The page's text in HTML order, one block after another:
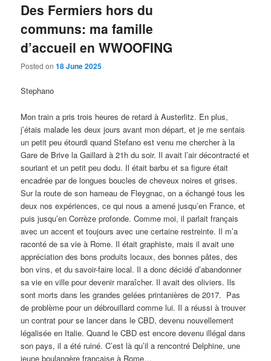
Des Fermiers hors du
communs: ma famille
d’accueil en WWOOFING
Posted on18 June 2025
Stephano
Mon train a pris trois heures de retard à Austerlitz. En plus,
j’étais malade les deux jours avant mon départ, et je me sentais
un petit peu étourdi quand Stefano est venu me chercher à la
Gare de Brive la Gaillard à 21h du soir. Il avait l’air décontracté et
souriant et un petit peu dodu. Il était barbu et sa figure était
encadrée par de longues boucles de cheveux noires et grises.
Sur la route de son hameau de Fleygnac, on a échangé tous les
deux nos expériences, ce qui nous a amené jusqu’en France, et
puis jusqu’en Corrèze profonde. Comme moi, il parlait français
avec un accent et toujours avec une certaine restreinte. Il m’a
raconté de sa vie à Rome. Il était graphiste, mais il avait une
appréciation des bons produits locaux, des bonnes pâtes, des
bon vins, et du savoir-faire local. Il a donc décidé d’abandonner
sa vie en ville pour devenir maraîcher. Il avait des oliviers. Ils
sont morts dans les grandes gelées printanières de 2017. Pas
de problème pour un débrouillard comme lui. Il a réussi à trouver
un contrat pour se lancer dans le CBD, devenu nouvellement
légalisée en Italie. Quand le CBD est encore devenu illégal dans
son pays, il a été ruiné. C’est là qu’il a rencontré Delphine, une
jeune boulangère française à Rome…